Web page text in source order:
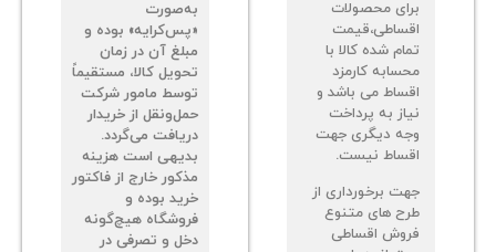
شده کالا با
می باشد و
به پرداخت
دیگری جهت
برخورداری از
های متنوع
«پس‌کرایه» بوده و
مبلغ آن در زمان
تحویل کالا، مستقیماً
توسط مامور شرکت
حمل‌ونقل از خریدار
دریافت می‌گردد.
بدیهی است هزینه
مذکور خارج از فاکتور
فروشگاه هیچ‌گونه
دخل و تصرفی در